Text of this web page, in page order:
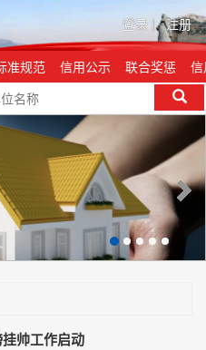
登录 | 注册
准规范 信用公示 联合奖惩
帅工作启动